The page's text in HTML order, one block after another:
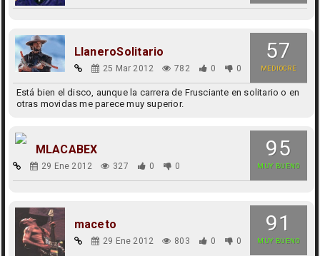
57
MEDIOCRE
LlaneroSolitario
25 Mar 2012 782 0 0
Está bien el disco, aunque la carrera de Frusciante en solitario o en
otras movidas me parece muy superior.
95
MUY BUENO
MLACABEX
29 Ene 2012 327 0 0
91
MUY BUENO
maceto
29 Ene 2012 803 0 0